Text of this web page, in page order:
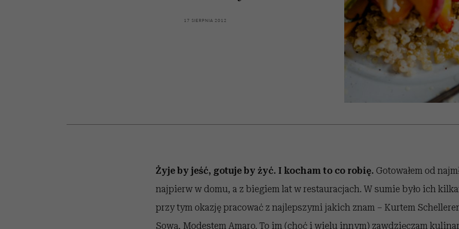
17 SIERPNIA 2012
Żyje by jeść, gotuje by żyć. I kocham to co robię. Gotowałem od
najpierw w domu, a z biegiem lat w restauracjach. W sumie było ich
przy tym okazję pracować z najlepszymi jakich znam – Kurtem
Sową, Modestem Amaro. To im (choć i wielu innym) zawdzięczam